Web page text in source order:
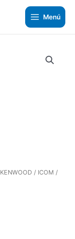
Menú
KENWOOD / ICOM /